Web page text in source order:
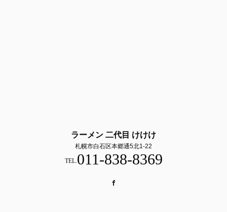
ラーメン 二代目 けけけ
札幌市白石区本郷通5北1-22
TEL.011-838-8369